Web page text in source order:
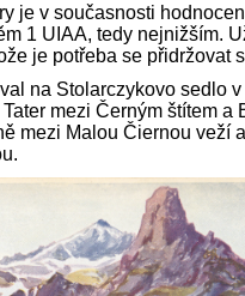
je v současnosti
1 UIAA, tedy nejnižším.
je potřeba se přidržovat
na Stolarczykovo sedlo
mezi Černým štítem a
mezi Malou Čiernou veží